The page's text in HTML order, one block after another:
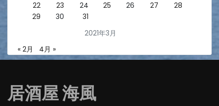
2021年3月
22
23 24 25 26 27
28
29
30 31
« 2月 4月 »
居酒屋 海風